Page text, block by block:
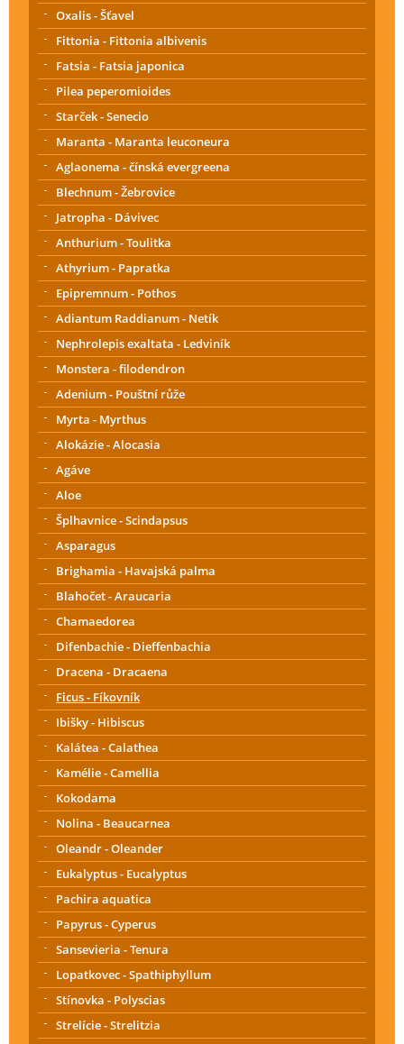
Oxalis - Šťavel
Fittonia - Fittonia albivenis
Fatsia - Fatsia japonica
Pilea peperomioides
Starček - Senecio
Maranta - Maranta leuconeura
Aglaonema - čínská evergreena
Blechnum - Žebrovice
Jatropha - Dávivec
Anthurium - Toulitka
Athyrium - Papratka
Epipremnum - Pothos
Adiantum Raddianum - Netík
Nephrolepis exaltata - Ledviník
Monstera - filodendron
Adenium - Pouštní růže
Myrta - Myrthus
Alokázie - Alocasia
Agáve
Aloe
Šplhavnice - Scindapsus
Asparagus
Brighamia - Havajská palma
Blahočet - Araucaria
Chamaedorea
Difenbachie - Dieffenbachia
Dracena - Dracaena
Ficus - Fíkovník
Ibišky - Hibiscus
Kalátea - Calathea
Kamélie - Camellia
Kokodama
Nolina - Beaucarnea
Oleandr - Oleander
Eukalyptus - Eucalyptus
Pachira aquatica
Papyrus - Cyperus
Sansevieria - Tenura
Lopatkovec - Spathiphyllum
Stínovka - Polyscias
Strelície - Strelitzia